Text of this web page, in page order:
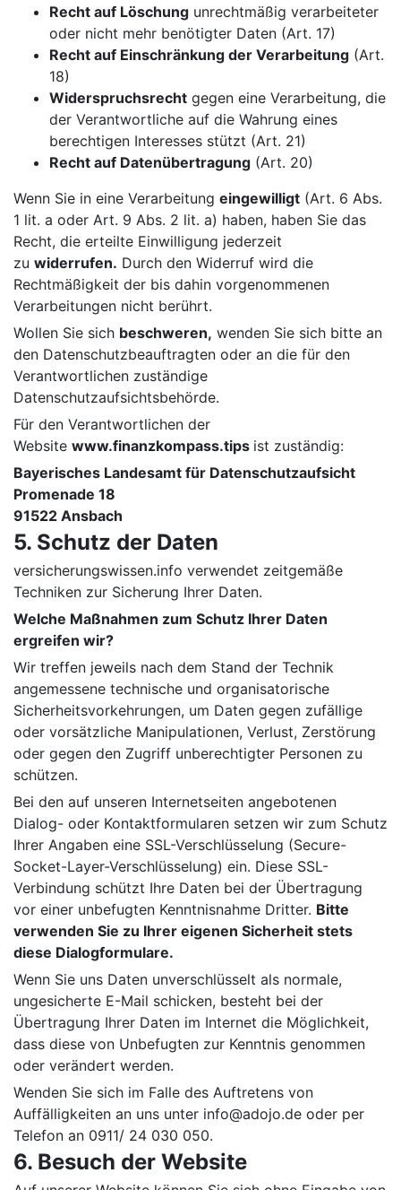
Recht auf Löschung unrechtmäßig verarbeiteter
oder nicht mehr benötigter Daten (Art. 17)
Recht auf Einschränkung der Verarbeitung (Art.
18)
Widerspruchsrecht gegen eine Verarbeitung, die
der Verantwortliche auf die Wahrung eines
berechtigen Interesses stützt (Art. 21)
Recht auf Datenübertragung (Art. 20)
Wenn Sie in eine Verarbeitung eingewilligt (Art. 6 Abs.
1 lit. a oder Art. 9 Abs. 2 lit. a) haben, haben Sie das
Recht, die erteilte Einwilligung jederzeit
zu widerrufen. Durch den Widerruf wird die
Rechtmäßigkeit der bis dahin vorgenommenen
Verarbeitungen nicht berührt.
Wollen Sie sich beschweren, wenden Sie sich bitte an
den Datenschutzbeauftragten oder an die für den
Verantwortlichen zuständige
Datenschutzaufsichtsbehörde.
Für den Verantwortlichen der
Website www.finanzkompass.tips ist zuständig:
Bayerisches Landesamt für Datenschutzaufsicht
Promenade 18
91522 Ansbach
5. Schutz der Daten
versicherungswissen.info verwendet zeitgemäße
Techniken zur Sicherung Ihrer Daten.
Welche Maßnahmen zum Schutz Ihrer Daten
ergreifen wir?
Wir treffen jeweils nach dem Stand der Technik
angemessene technische und organisatorische
Sicherheitsvorkehrungen, um Daten gegen zufällige
oder vorsätzliche Manipulationen, Verlust, Zerstörung
oder gegen den Zugriff unberechtigter Personen zu
schützen.
Bei den auf unseren Internetseiten angebotenen
Dialog- oder Kontaktformularen setzen wir zum Schutz
Ihrer Angaben eine SSL-Verschlüsselung (Secure-
Socket-Layer-Verschlüsselung) ein. Diese SSL-
Verbindung schützt Ihre Daten bei der Übertragung
vor einer unbefugten Kenntnisnahme Dritter. Bitte
verwenden Sie zu Ihrer eigenen Sicherheit stets
diese Dialogformulare.
Wenn Sie uns Daten unverschlüsselt als normale,
ungesicherte E-Mail schicken, besteht bei der
Übertragung Ihrer Daten im Internet die Möglichkeit,
dass diese von Unbefugten zur Kenntnis genommen
oder verändert werden.
Wenden Sie sich im Falle des Auftretens von
Auffälligkeiten an uns unter info@adojo.de oder per
Telefon an 0911/ 24 030 050.
6. Besuch der Website